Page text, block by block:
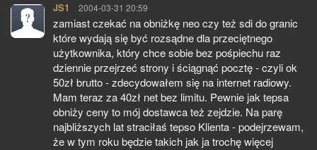
JS1 pisze:
2004-03-31 20:59
zamiast czekać na obniżkę neo czy też sdi do granic
które wydają się być rozsądne dla przeciętnego
użytkownika, który chce sobie bez pośpiechu raz
dziennie przejrzeć strony i ściągnąć pocztę - czyli ok
50zł brutto - zdecydowałem się na internet radiowy.
Mam teraz za 40zł net bez limitu. Pewnie jak tepsa
obniży ceny to mój dostawca też zejdzie. Na parę
najbliższych lat straciłaś tepso Klienta - podejrzewam,
że w tym roku będzie takich jak ja trochę więcej